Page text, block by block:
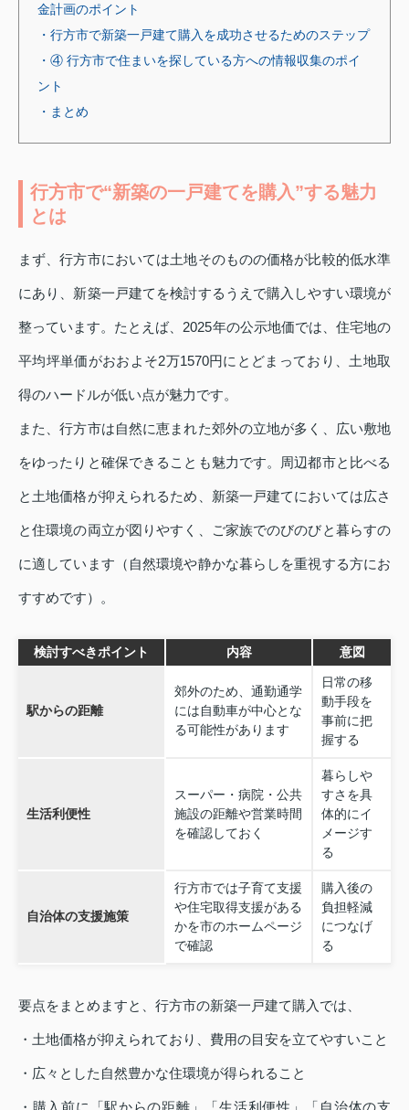
金計画のポイント
・行方市で新築一戸建て購入を成功させるためのステップ
・④ 行方市で住まいを探している方への情報収集のポイ
ント
・まとめ
行方市で“新築の一戸建てを購入”する魅力
とは
まず、行方市においては土地そのものの価格が比較的低水準
にあり、新築一戸建てを検討するうえで購入しやすい環境が
整っています。たとえば、2025年の公示地価では、住宅地の
平均坪単価がおおよそ2万1570円にとどまっており、土地取
得のハードルが低い点が魅力です。
また、行方市は自然に恵まれた郊外の立地が多く、広い敷地
をゆったりと確保できることも魅力です。周辺都市と比べる
と土地価格が抑えられるため、新築一戸建てにおいては広さ
と住環境の両立が図りやすく、ご家族でのびのびと暮らすの
に適しています（自然環境や静かな暮らしを重視する方にお
すすめです）。
検討すべきポイント 内容 意図
駅からの距離
郊外のため、通勤通学
には自動車が中心とな
る可能性があります
日常の移
動手段を
事前に把
握する
生活利便性
スーパー・病院・公共
施設の距離や営業時間
を確認しておく
暮らしや
すさを具
体的にイ
メージす
る
自治体の支援施策
行方市では子育て支援
や住宅取得支援がある
かを市のホームページ
で確認
購入後の
負担軽減
につなげ
る
要点をまとめますと、行方市の新築一戸建て購入では、
・土地価格が抑えられており、費用の目安を立てやすいこと
・広々とした自然豊かな住環境が得られること